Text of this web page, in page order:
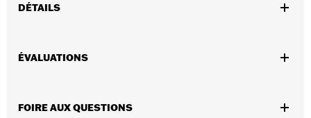
DÉTAILS
Instructions d’installation
Vendues en unités:Chaque
ÉVALUATIONS
FOIRE AUX QUESTIONS